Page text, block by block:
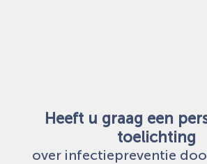
Heeft u graag een
toelichting
over infectiepreventie